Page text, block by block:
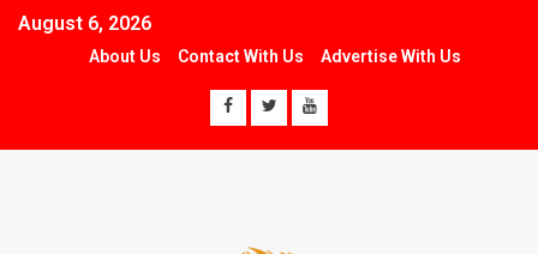
August 6, 2026
About Us Contact With Us Advertise With Us